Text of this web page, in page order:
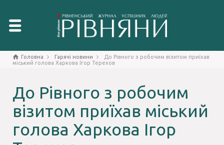
Головна Гарячі новини
До Рівного з робочим візитом приїхав
міський голова Харкова Ігор Терехов
До Рівного з робочим
візитом приїхав міський
голова Харкова Ігор